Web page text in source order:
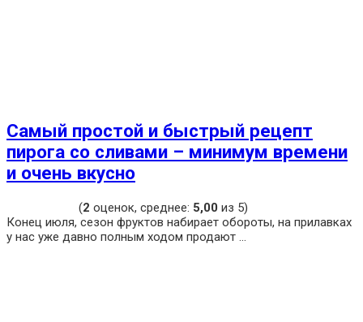
Самый простой и быстрый рецепт
пирога со сливами – минимум времени
и очень вкусно
(2 оценок, среднее: 5,00 из 5)
Конец июля, сезон фруктов набирает обороты, на прилавках
у нас уже давно полным ходом продают ...